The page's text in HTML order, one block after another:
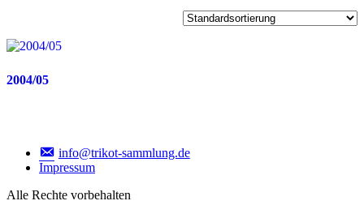
2004/05
info@trikot-sammlung.de
Impressum
Alle Rechte vorbehalten